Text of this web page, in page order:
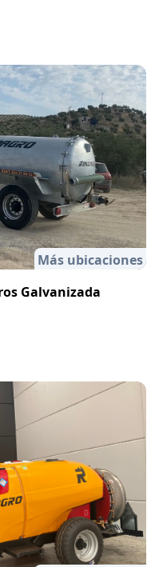
Más ubicaciones
Galvanizada